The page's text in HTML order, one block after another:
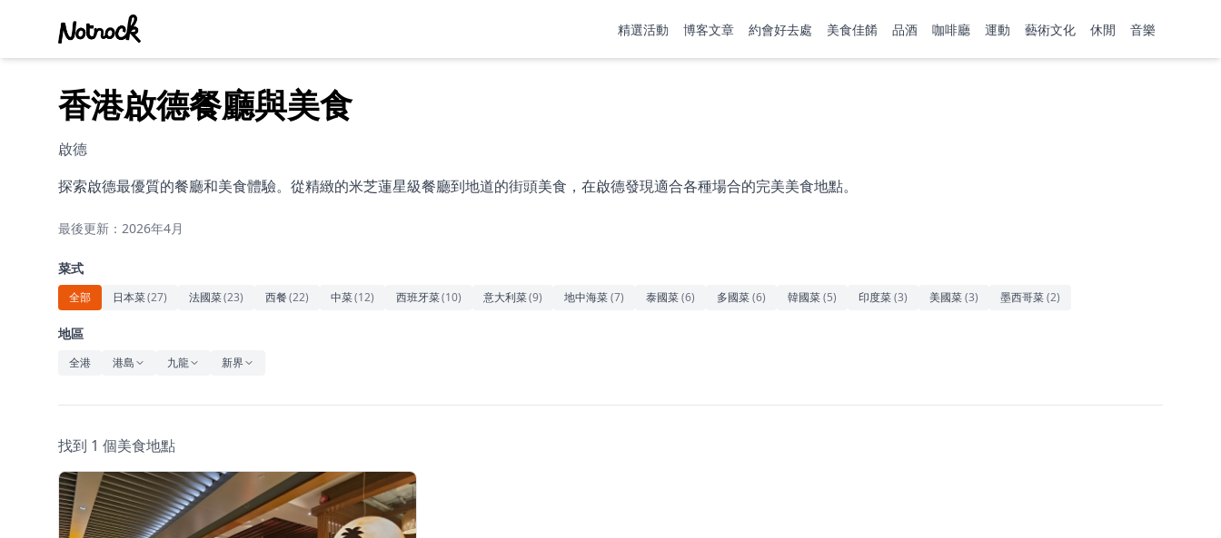
精選活動 博客文章 約會好去處 美食佳餚 品酒 咖啡廳 運動 藝術文化 休閒 音樂
香港啟德餐廳與美食
啟德
探索啟德最優質的餐廳和美食體驗。從精緻的米芝蓮星級餐廳到地道的街頭美食，在啟德發現適合各種場合的完美美食地點。
最後更新：2026年4月
菜式
全部 日本菜(27) 法國菜(23) 西餐(22) 中菜(12) 西班牙菜(10) 意大利菜(9) 地中海菜(7) 泰國菜(6) 多國菜(6) 韓國菜(5) 印度菜(3) 美國菜(3) 墨西哥菜(2)
地區
全港 港島 九龍 新界
找到 1 個美食地點